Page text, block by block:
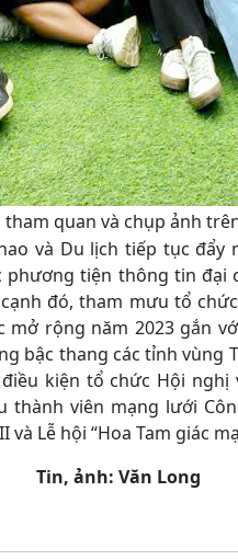
tham quan và chụp ảnh
và Du lịch tiếp tục
tiện thông tin đại
đó, tham mưu tổ
mở rộng năm 2023 gắn
bậc thang các tỉnh vùng
kiện tổ chức Hội nghị
viên mạng lưới
Lễ hội “Hoa Tam giác
Tin, ảnh: Văn Long